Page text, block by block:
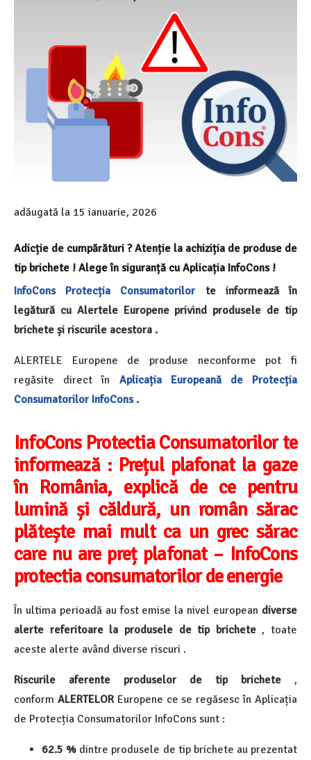
adăugată la 15 ianuarie, 2026
Adicție de cumpărături ? Atenție la achiziția de produse de
tip brichete ! Alege în siguranță cu Aplicația InfoCons !
InfoCons
Protecția Consumatorilor
te informează în
legătură cu Alertele Europene privind produsele de tip
brichete și riscurile acestora .
ALERTELE Europene de produse neconforme pot fi
regăsite direct în Aplicația Europeană de Protecția
Consumatorilor InfoCons.
InfoCons Protectia Consumatorilor te
informează : Prețul plafonat la gaze
în România, explică de ce pentru
lumină și căldură, un român sărac
plătește mai mult ca un grec sărac
care nu are preț plafonat – InfoCons
protectia consumatorilor de energie
În ultima perioadă au fost emise la nivel european diverse
alerte referitoare la produsele de tip brichete, toate
aceste alerte având diverse riscuri .
Riscurile aferente produselor de tip brichete ,
conform ALERTELOREuropene ce se regăsesc în Aplicația
de Protecția Consumatorilor InfoCons sunt :
62.5 % dintre produsele de tip brichete au prezentat